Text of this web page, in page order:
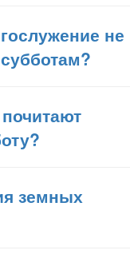
не
земных